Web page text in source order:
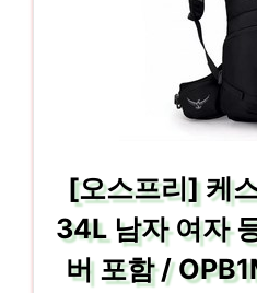
[오스프리] 케
34L 남자 여자
버 포함 /